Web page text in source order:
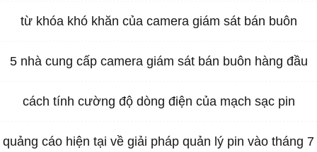
từ khóa khó khăn của camera giám sát bán buôn
5 nhà cung cấp camera giám sát bán buôn hàng đầu
cách tính cường độ dòng điện của mạch sạc pin
quảng cáo hiện tại về giải pháp quản lý pin vào tháng 7